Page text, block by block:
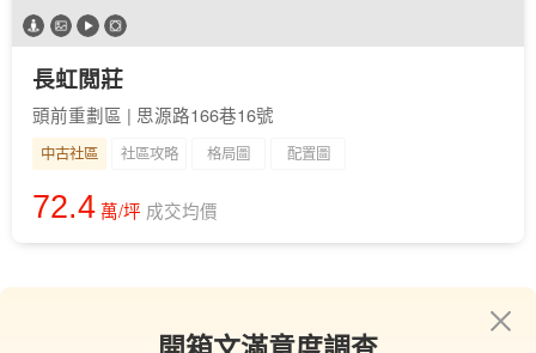
長虹閲莊
頭前重劃區 | 思源路166巷16號
中古社區 社區攻略 格局圖 配置圖
72.4萬/坪 成交均價